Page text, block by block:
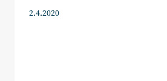
2.4.2020